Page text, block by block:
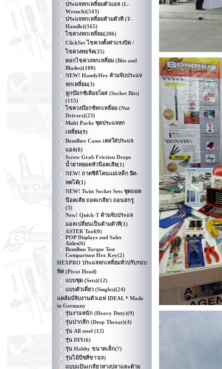
ประแจหกเหลี่ยมตัวแอล (L-
Wrench)(543)
ประแจหกเหลี่ยมด้ามตัวที (T-
Handle)(165)
ไขควงหกเหลี่ยม(206)
ClickSet ไขควงตั้งค่าแรงบิด /
ไขควงทอร์ค(35)
ดอกไขควงหกเหลี่ยม (Bits and
Blades)(100)
NEW! HandyHex ด้ามจับประแจ
หกเหลี่ยม(3)
ลูกบ๊อกซ์เดือยโผล่ (Socket Bits)
(115)
ไขควงบ๊อกซ์หกเหลี่ยม (Nut
Drivers)(23)
Multi Packs ชุดประแจหก
เหลี่ยม(9)
Bondhex Cases เคสใส่ประแจ
แอล(8)
Screw Grab Friction Drops
น้ำยาหยอดหัวน๊อตเสีย(1)
NEW! ถาดซิลิโคนแม่เหล็ก ยืด-
หดได้(1)
NEW! Twist Socket Sets ชุดถอด
น๊อตเสีย ถอดเกลียว ถอนสกรู
(3)
New! Quick-T ด้ามจับประแจ
แอลเปลี่ยนเป็นด้ามตัวที(1)
ASTER Tool(0)
POP Displays and Sales
Aides(6)
Bondhus Torque Test
Comparison Hex Key(2)
HEXPRO ประแจหกเหลี่ยมหัวปรับรอบ
ทิศ (Pivot Head)
แบบชุด (Sets)(12)
แบบตัวเดี่ยว (Singles)(24)
แคล้มป์จับงานตัวเอฟ IDEAL * Made
in Germany
รุ่นงานหนัก (Heavy Duty)(9)
รุ่นปากลึก (Deep Throat)(4)
รุ่น All steel (12)
รุ่น DIY(6)
รุ่น Hobby ขนาดเล็ก(7)
รุ่นไม้บีชสีขาว(0)
แบบแป้นเกลียวหางปลาและด้าม